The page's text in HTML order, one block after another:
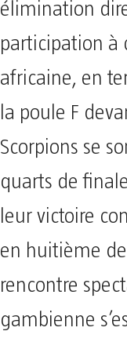
élimination
participation à
africaine, en
la poule F
Scorpions se
quarts de
leur victoire
en huitième
rencontre
gambienne